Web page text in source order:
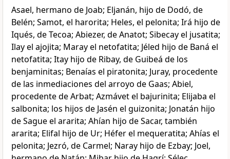
Asael, hermano de Joab; Eljanán, hijo de Dodó, de
Belén; Samot, el harorita; Heles, el pelonita; Irá hijo de
Iqués, de Tecoa; Abiezer, de Anatot; Sibecay el jusatita;
Ilay el ajojita; Maray el netofatita; Jéled hijo de Baná el
netofatita; Itay hijo de Ribay, de Guibeá de los
benjaminitas; Benaías el piratonita; Juray, procedente
de las inmediaciones del arroyo de Gaas; Abiel,
procedente de Arbat; Azmávet el bajurinita; Elijaba el
salbonita; los hijos de Jasén el guizonita; Jonatán hijo
de Sague el ararita; Ahían hijo de Sacar, también
ararita; Elifal hijo de Ur; Héfer el mequeratita; Ahías el
pelonita; Jezró, de Carmel; Naray hijo de Ezbay; Joel,